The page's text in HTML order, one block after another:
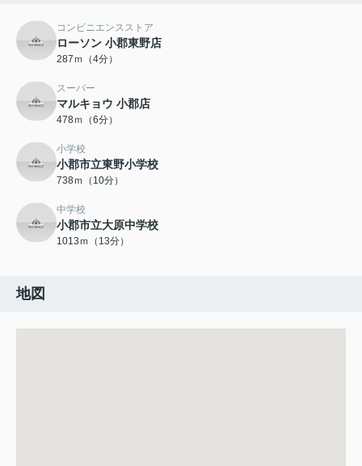
コンビニエンスストア
ローソン 小郡東野店
287ｍ（4分）
スーパー
マルキョウ 小郡店
478ｍ（6分）
小学校
小郡市立東野小学校
738ｍ（10分）
中学校
小郡市立大原中学校
1013ｍ（13分）
地図